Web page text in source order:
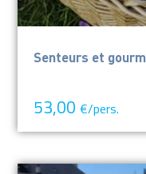
Senteurs et
53,00 €/pers.